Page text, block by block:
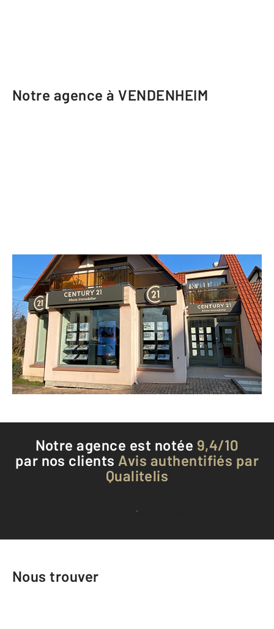
Notre agence à VENDENHEIM
CENTURY 21 Absis Immobilier
13 bis rue du Général de Gaulle
VENDENHEIM - 67550
Envoyer un message
Téléphoner à l'agence
Notre agence est notée 9,4/10
par nos clients Avis authentifiés par
Qualitelis
Voir tous les avis clients
Nous trouver